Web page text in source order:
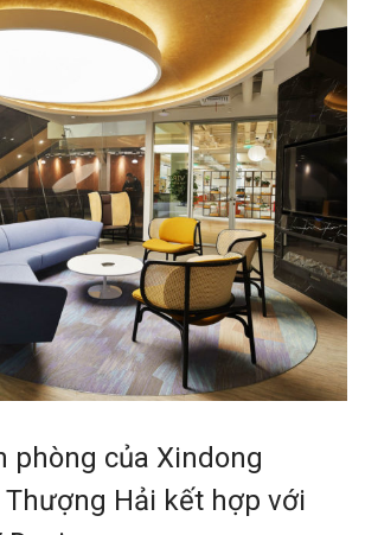
phòng của Xindong
Hải kết hợp với